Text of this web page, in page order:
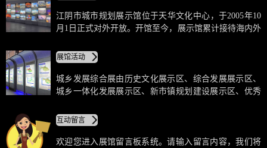
江阴市城市规划展示馆位于天华文化中心，于2005年10
月1日正式对外开放。开馆至今，展示馆累计接待海内外
了解江阴的“城市之窗”。
展馆活动
城乡发展综合展由历史文化展示区、综合发展展示区、
城乡一体化发展展示区、新市镇规划建设展示区、优秀
1700平方米。城市规划展示馆由城市总体规划模型、展
板、视频系统和多媒体环幕播放系统等部分组成，包括
城市总体规划大模型、规划公示展位、环幕影视厅以及
互动留言
欢迎您进入展馆留言板系统。请输入留言内容，我们将